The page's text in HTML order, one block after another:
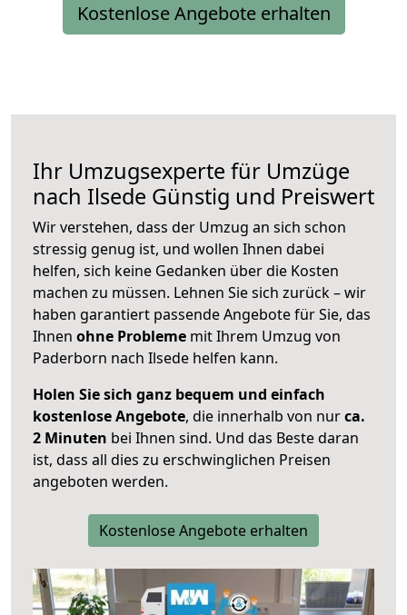
Kostenlose Angebote erhalten
Ihr Umzugsexperte für Umzüge
nach Ilsede Günstig und Preiswert
Wir verstehen, dass der Umzug an sich schon
stressig genug ist, und wollen Ihnen dabei
helfen, sich keine Gedanken über die Kosten
machen zu müssen. Lehnen Sie sich zurück – wir
haben garantiert passende Angebote für Sie, das
Ihnen ohne Probleme mit Ihrem Umzug von
Paderborn nach Ilsede helfen kann.
Holen Sie sich ganz bequem und einfach
kostenlose Angebote, die innerhalb von nurca.
2 Minuten bei Ihnen sind. Und das Beste daran
ist, dass all dies zu erschwinglichen Preisen
angeboten werden.
Kostenlose Angebote erhalten